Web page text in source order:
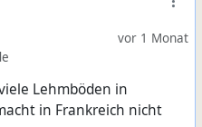
vor 1 Monat
Lehmböden in
in Frankreich nicht